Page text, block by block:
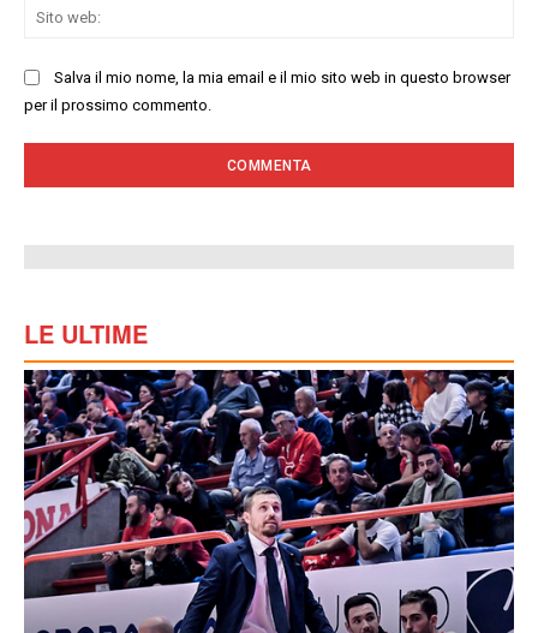
Salva il mio nome, la mia email e il mio sito web in questo browser
per il prossimo commento.
LE ULTIME